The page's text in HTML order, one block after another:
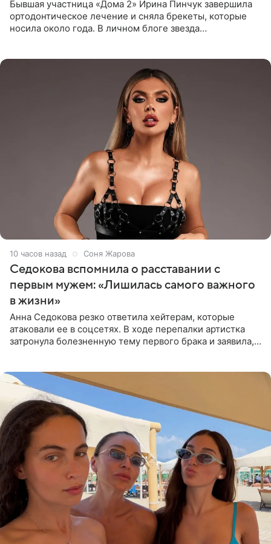
Бывшая участница «Дома 2» Ирина Пинчук завершила
ортодонтическое лечение и сняла брекеты, которые
носила около года. В личном блоге звезда
10 часов назад Соня Жарова
Седокова вспомнила о расставании с
первым мужем: «Лишилась самого важного
в жизни»
Анна Седокова резко ответила хейтерам, которые
атаковали ее в соцсетях. В ходе перепалки артистка
затронула болезненную тему первого брака и заявила,